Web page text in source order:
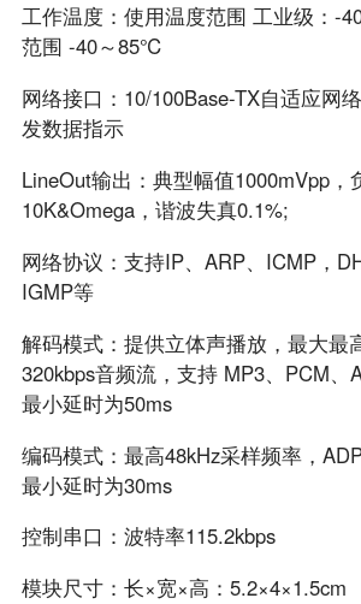
工作温度：使用温度范围 工业级：-
范围 -40～85℃
网络接口：10/100Base-TX自适应网
发数据指示
LineOut输出：典型幅值1000mVpp，
10K&Omega，谐波失真0.1%;
网络协议：支持IP、ARP、ICMP，
IGMP等
解码模式：提供立体声播放，最大最
320kbps音频流，支持 MP3、PCM、
最小延时为50ms
编码模式：最高48kHz采样频率，
最小延时为30ms
控制串口：波特率115.2kbps
模块尺寸：长×宽×高：5.2×4×1.5cm